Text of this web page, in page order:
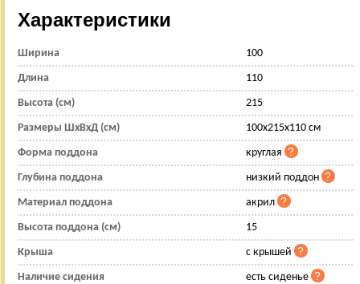
Характеристики
Ширина 100
Длина 110
Высота (см) 215
Размеры ШхВхД (см) 100x215x110 см
Форма поддона круглая
Глубина поддона низкий поддон
Материал поддона акрил
Высота поддона (см) 15
Крыша с крышей
Наличие сидения есть сиденье